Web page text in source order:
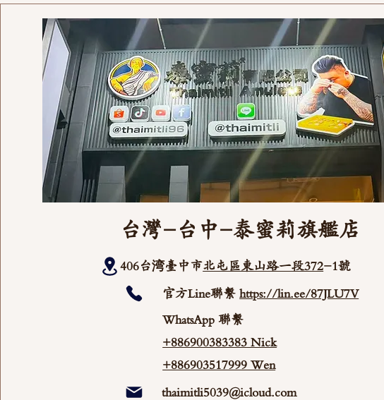
台灣-台中-泰蜜莉旗艦店
406台湾臺中市北屯區東山路一段372-1號
官方Line聯繫https://lin.ee/87JLU7V
WhatsApp 聯繫
+886900383383 Nick
+886903517999 Wen
thaimitli5039@icloud.com